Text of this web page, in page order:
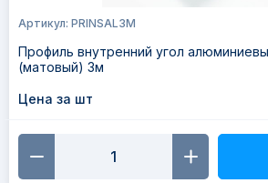
Артикул: PRINSAL3M
Профиль внутренний угол
(матовый) 3м
Цена за шт